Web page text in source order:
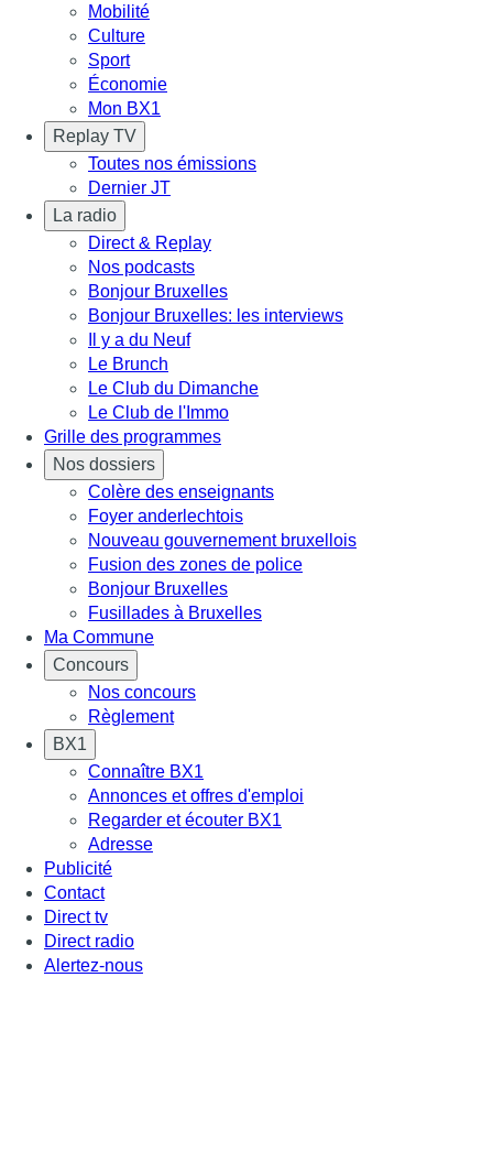
Mobilité
Culture
Sport
Économie
Mon BX1
Replay TV
Toutes nos émissions
Dernier JT
La radio
Direct & Replay
Nos podcasts
Bonjour Bruxelles
Bonjour Bruxelles: les interviews
Il y a du Neuf
Le Brunch
Le Club du Dimanche
Le Club de l'Immo
Grille des programmes
Nos dossiers
Colère des enseignants
Foyer anderlechtois
Nouveau gouvernement bruxellois
Fusion des zones de police
Bonjour Bruxelles
Fusillades à Bruxelles
Ma Commune
Concours
Nos concours
Règlement
BX1
Connaître BX1
Annonces et offres d'emploi
Regarder et écouter BX1
Adresse
Publicité
Contact
Direct tv
Direct radio
Alertez-nous